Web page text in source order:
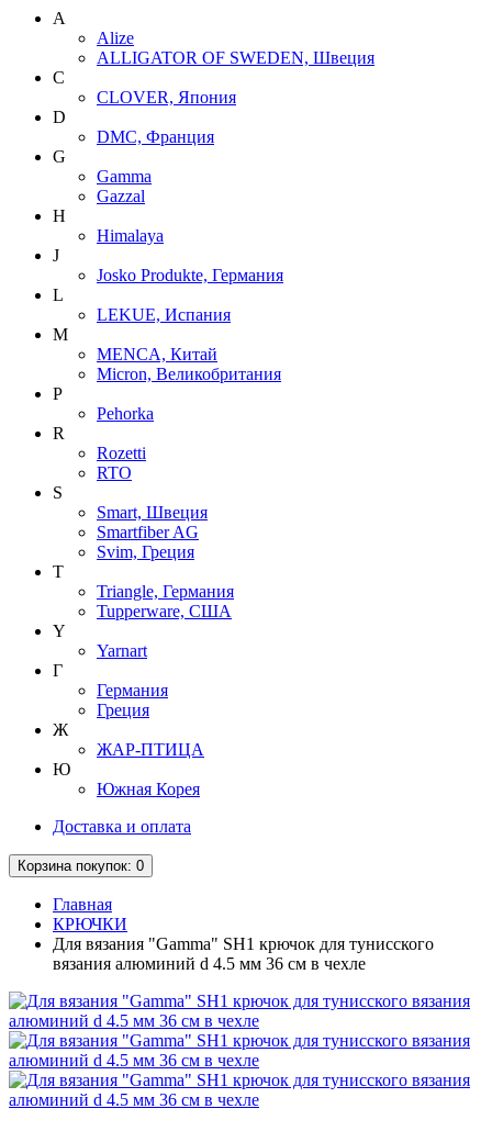
A
Alize
ALLIGATOR OF SWEDEN, Швеция
C
CLOVER, Япония
D
DMC, Франция
G
Gamma
Gazzal
H
Himalaya
J
Josko Produkte, Германия
L
LEKUE, Испания
M
MENCA, Китай
Micron, Великобритания
P
Pehorka
R
Rozetti
RTO
S
Smart, Швеция
Smartfiber AG
Svim, Греция
T
Triangle, Германия
Tupperware, США
Y
Yarnart
Г
Германия
Греция
Ж
ЖАР-ПТИЦА
Ю
Южная Корея
Доставка и оплата
Корзинапокупок: 0
Главная
КРЮЧКИ
Для вязания "Gamma" SH1 крючок для тунисского
вязания алюминий d 4.5 мм 36 см в чехле